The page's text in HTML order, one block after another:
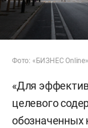
Фото: «БИЗНЕС Online»
«Для
целевого
обозначенных